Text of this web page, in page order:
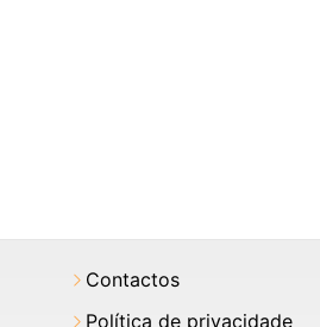
Contactos
Política de privacidade